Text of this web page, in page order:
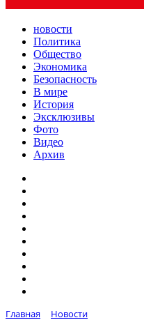
новости
Политика
Общество
Экономика
Безопасность
В мире
История
Эксклюзивы
Фото
Видео
Архив
Главная
Новости